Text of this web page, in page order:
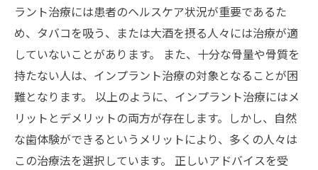
ラント治療には患者のヘルスケア状況が重要であるた
め、タバコを吸う、または大酒を摂る人々には治療が適
していないことがあります。 また、十分な骨量や骨質を
持たない人は、インプラント治療の対象となることが困
難となります。 以上のように、インプラント治療にはメ
リットとデメリットの両方が存在します。しかし、自然
な歯体験ができるというメリットにより、多くの人々は
この治療法を選択しています。 正しいアドバイスを受